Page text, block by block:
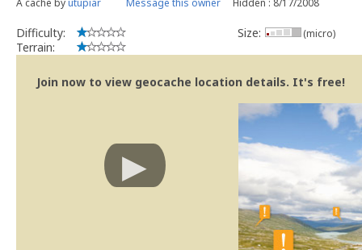
A cache byutupiar Message this owner Hidden : 8/17/2008
Difficulty:
Terrain:
Size: (micro)
Join now to view geocache location details. It's free!